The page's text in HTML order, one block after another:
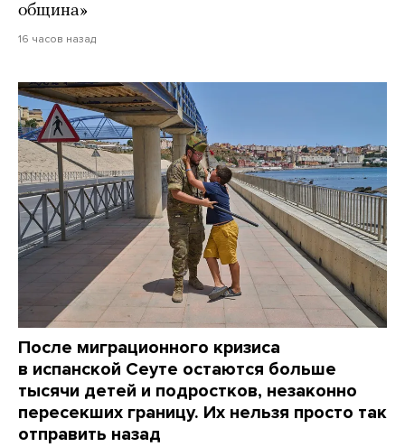
община»
16 часов назад
После миграционного кризиса
в испанской Сеуте остаются больше
тысячи детей и подростков, незаконно
пересекших границу. Их нельзя просто так
отправить назад